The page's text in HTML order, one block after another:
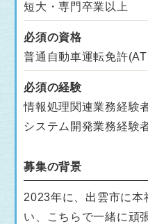
短大・専門卒業以上
必須の資格
普通自動車運転免許
必須の経験
情報処理関連業務経験
システム開発業務経験
募集の背景
2023年に、出雲市に本
い、こちらで一緒に頑